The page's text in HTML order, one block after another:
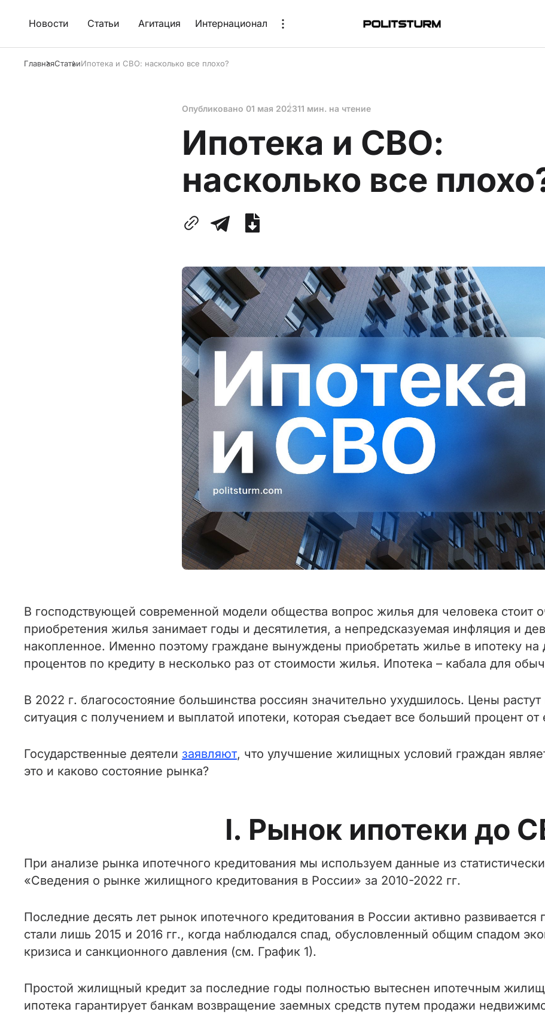
Новости Статьи Агитация Интернационал
ГлавнаяСтатьиИпотека и СВО: насколько все плохо?
Опубликовано 01 мая 202311 мин. на чтение
Ипотека и СВО:
насколько все
В господствующей современной модели общества вопрос жилья для человека стоит
приобретения жилья занимает годы и десятилетия, а непредсказуемая инфляция и
накопленное. Именно поэтому граждане вынуждены приобретать жилье в ипотеку на
процентов по кредиту в несколько раз от стоимости жилья. Ипотека – кабала для
В 2022 г. благосостояние большинства россиян значительно ухудшилось. Цены
ситуация с получением и выплатой ипотеки, которая съедает все больший процент
Государственные деятели заявляют, что улучшение жилищных условий граждан
это и каково состояние рынка?
I. Рынок ипотеки до
При анализе рынка ипотечного кредитования мы используем данные из
«Сведения о рынке жилищного кредитования в России» за 2010-2022 гг.
Последние десять лет рынок ипотечного кредитования в России активно
стали лишь 2015 и 2016 гг., когда наблюдался спад, обусловленный общим спадом
кризиса и санкционного давления (см. График 1).
Простой жилищный кредит за последние годы полностью вытеснен ипотечным
ипотека гарантирует банкам возвращение заемных средств путем продажи